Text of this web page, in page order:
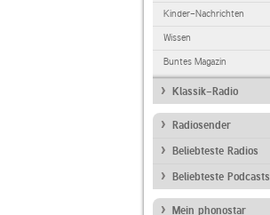
Kinder-Nachrichten
Wissen
Buntes Magazin
Klassik-Radio
Radiosender
Beliebteste Radios
Beliebteste Podcasts
Mein phonostar